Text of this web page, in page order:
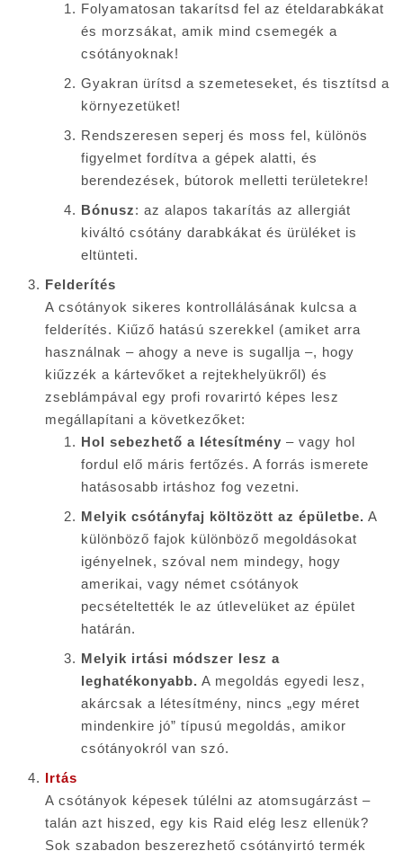
Folyamatosan takarítsd fel az ételdarabkákat
és morzsákat, amik mind csemegék a
csótányoknak!
Gyakran ürítsd a szemeteseket, és tisztítsd a
környezetüket!
Rendszeresen seperj és moss fel, különös
figyelmet fordítva a gépek alatti, és
berendezések, bútorok melletti területekre!
Bónusz: az alapos takarítás az allergiát
kiváltó csótány darabkákat és ürüléket is
eltünteti.
Felderítés
A csótányok sikeres kontrollálásának kulcsa a
felderítés. Kiűző hatású szerekkel (amiket arra
használnak – ahogy a neve is sugallja –, hogy
kiűzzék a kártevőket a rejtekhelyükről) és
zseblámpával egy profi rovarirtó képes lesz
megállapítani a következőket:
Hol sebezhető a létesítmény – vagy hol
fordul elő máris fertőzés. A forrás ismerete
hatásosabb irtáshoz fog vezetni.
Melyik csótányfaj költözött az épületbe. A
különböző fajok különböző megoldásokat
igényelnek, szóval nem mindegy, hogy
amerikai, vagy német csótányok
pecsételtették le az útlevelüket az épület
határán.
Melyik irtási módszer lesz a
leghatékonyabb. A megoldás egyedi lesz,
akárcsak a létesítmény, nincs „egy méret
mindenkire jó” típusú megoldás, amikor
csótányokról van szó.
Irtás
A csótányok képesek túlélni az atomsugárzást –
talán azt hiszed, egy kis Raid elég lesz ellenük?
Sok szabadon beszerezhető csótányirtó termék